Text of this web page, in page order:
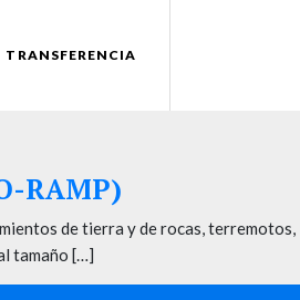
TRANSFERENCIA
RAMP)
de tierra y de rocas, terremotos,
tamaño […]